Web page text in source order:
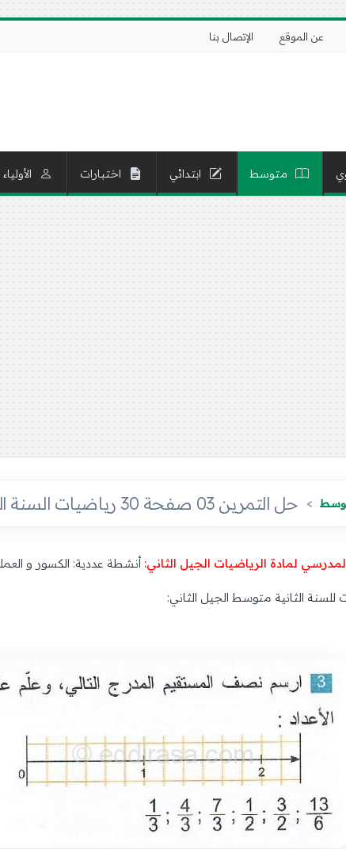
عن الموقع الإتصال بنا
متوسط ابتدائي اختبارات الأولياء
حل التمرين 03 صفحة 30 رياضيات السنة الثانية متوسط
لمادة الرياضيات الجيل الثاني: أنشطة عددية: الكسور و